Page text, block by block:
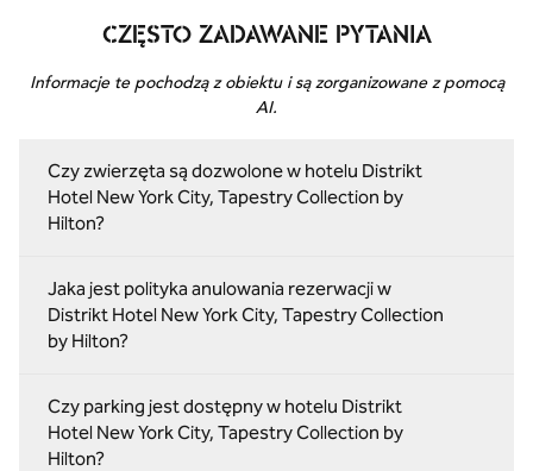
CZĘSTO ZADAWANE PYTANIA
Informacje te pochodzą z obiektu i są zorganizowane z pomocą
AI.
Czy zwierzęta są dozwolone w hotelu Distrikt
Hotel New York City, Tapestry Collection by
Hilton?
Jaka jest polityka anulowania rezerwacji w
Distrikt Hotel New York City, Tapestry Collection
by Hilton?
Czy parking jest dostępny w hotelu Distrikt
Hotel New York City, Tapestry Collection by
Hilton?